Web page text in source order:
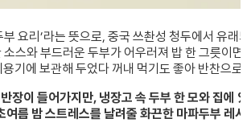
부 요리’라는 뜻으로, 중국 쓰촨성 청두에서 유래
스와 부드러운 두부가 어우러져 밥 한 그릇이
기에 보관해 두었다 꺼내 먹기도 좋아 반찬으
장이 들어가지만, 냉장고 속 두부 한 모와 집에
여름 밤 스트레스를 날려줄 화끈한 마파두부 레